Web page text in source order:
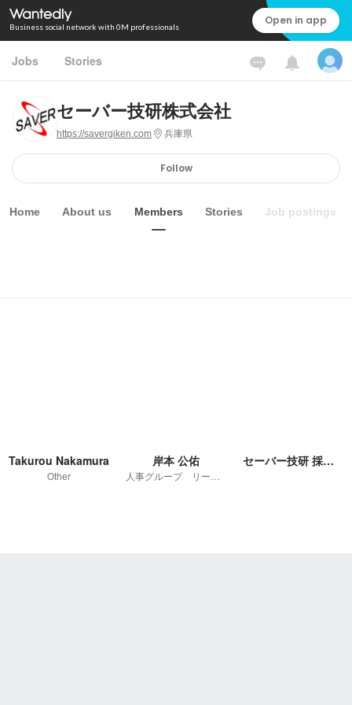
Business social network with 0M professionals Open in app
Jobs Stories
セーバー技研株式会社
https://savergiken.com 兵庫県
Follow
Home About us Members Stories Job postings
Takurou Nakamura
Other
岸本 公佑 セーバー技研 採用担当